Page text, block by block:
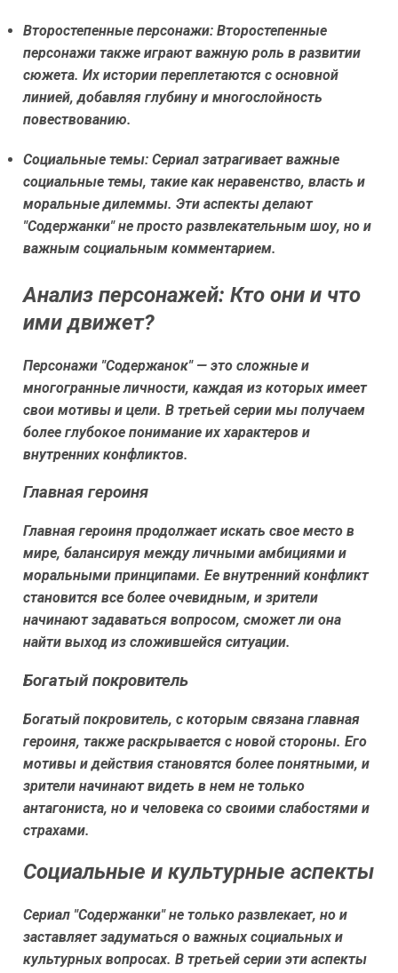
Второстепенные персонажи: Второстепенные
персонажи также играют важную роль в развитии
сюжета. Их истории переплетаются с основной
линией, добавляя глубину и многослойность
повествованию.
Социальные темы: Сериал затрагивает важные
социальные темы, такие как неравенство, власть и
моральные дилеммы. Эти аспекты делают
"Содержанки" не просто развлекательным шоу, но и
важным социальным комментарием.
Анализ персонажей: Кто они и что
ими движет?
Персонажи "Содержанок" — это сложные и
многогранные личности, каждая из которых имеет
свои мотивы и цели. В третьей серии мы получаем
более глубокое понимание их характеров и
внутренних конфликтов.
Главная героиня
Главная героиня продолжает искать свое место в
мире, балансируя между личными амбициями и
моральными принципами. Ее внутренний конфликт
становится все более очевидным, и зрители
начинают задаваться вопросом, сможет ли она
найти выход из сложившейся ситуации.
Богатый покровитель
Богатый покровитель, с которым связана главная
героиня, также раскрывается с новой стороны. Его
мотивы и действия становятся более понятными, и
зрители начинают видеть в нем не только
антагониста, но и человека со своими слабостями и
страхами.
Социальные и культурные аспекты
Сериал "Содержанки" не только развлекает, но и
заставляет задуматься о важных социальных и
культурных вопросах. В третьей серии эти аспекты